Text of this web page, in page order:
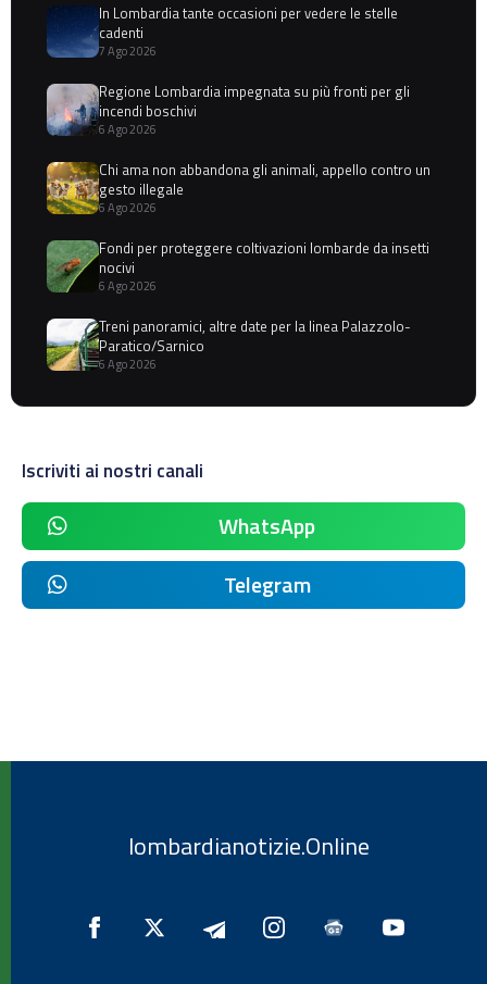
In Lombardia tante occasioni per vedere le stelle
cadenti
7 Ago 2026
Regione Lombardia impegnata su più fronti per gli
incendi boschivi
6 Ago 2026
Chi ama non abbandona gli animali, appello contro un
gesto illegale
6 Ago 2026
Fondi per proteggere coltivazioni lombarde da insetti
nocivi
6 Ago 2026
Treni panoramici, altre date per la linea Palazzolo-
Paratico/Sarnico
6 Ago 2026
Iscriviti ai nostri canali
WhatsApp
Telegram
lombardianotizie.Online